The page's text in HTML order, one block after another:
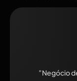
”Negócio